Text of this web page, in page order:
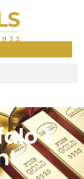
1